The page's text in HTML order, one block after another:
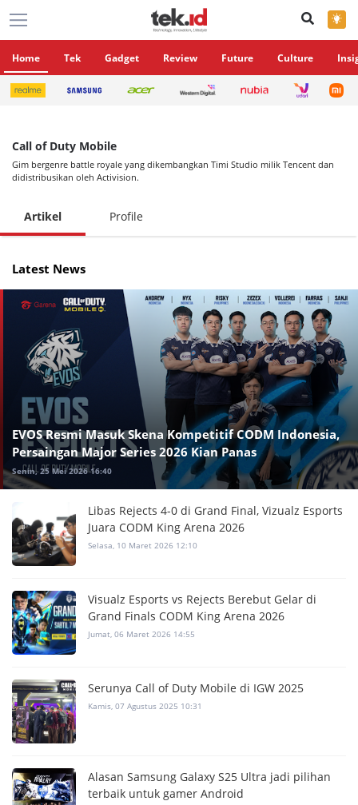
×
Home Tek Gadget Review Future Culture
Call of Duty Mobile
Gim bergenre battle royale yang dikembangkan Timi Studio milik Tencent dan
didistribusikan oleh Activision.
Artikel Profile
Latest News
EVOS Resmi Masuk Skena Kompetitif CODM Indonesia,
Persaingan Major Series 2026 Kian Panas
Senin, 25 Mei 2026 16:40
Libas Rejects 4-0 di Grand Final, Vizualz Esports
Juara CODM King Arena 2026
Selasa, 10 Maret 2026 12:10
Visualz Esports vs Rejects Berebut Gelar di
Grand Finals CODM King Arena 2026
Jumat, 06 Maret 2026 14:55
Serunya Call of Duty Mobile di IGW 2025
Kamis, 07 Agustus 2025 10:31
Alasan Samsung Galaxy S25 Ultra jadi pilihan
terbaik untuk gamer Android